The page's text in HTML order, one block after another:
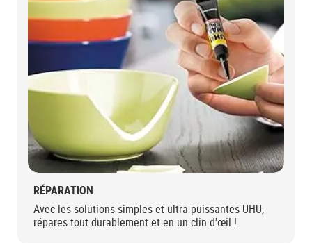
RÉPARATION
Avec les solutions simples et ultra-puissantes UHU,
répares tout durablement et en un clin d'œil !